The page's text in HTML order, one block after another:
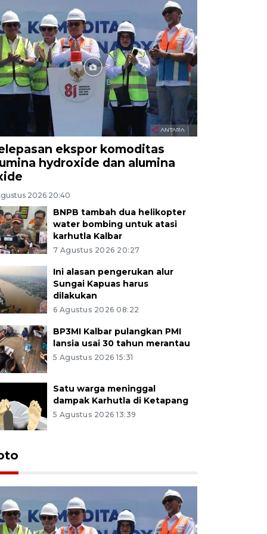
ekspor komoditas
hydroxide dan alumina
2026 20:40
BNPB tambah dua helikopter
water bombing untuk atasi
karhutla Kalbar
7 Agustus 2026 20:27
Ini alasan pengerukan alur
Sungai Kapuas harus
dilakukan
6 Agustus 2026 08:22
BP3MI Kalbar pulangkan PMI
lansia usai 30 tahun merantau
5 Agustus 2026 15:31
Satu warga meninggal
dampak Karhutla di Ketapang
5 Agustus 2026 13:39